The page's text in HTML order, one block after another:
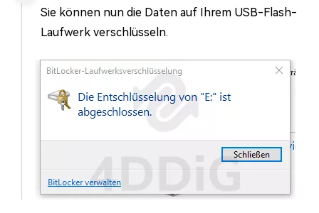
Sie können nun die Daten auf Ihrem USB-Flash-
Laufwerk verschlüsseln.